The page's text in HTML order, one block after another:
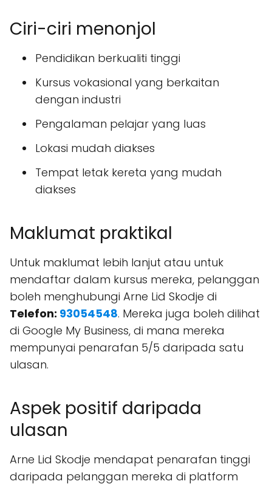
Ciri-ciri menonjol
Pendidikan berkualiti tinggi
Kursus vokasional yang berkaitan
dengan industri
Pengalaman pelajar yang luas
Lokasi mudah diakses
Tempat letak kereta yang mudah
diakses
Maklumat praktikal
Untuk maklumat lebih lanjut atau untuk
mendaftar dalam kursus mereka, pelanggan
boleh menghubungi Arne Lid Skodje di
Telefon: 93054548. Mereka juga boleh dilihat
di Google My Business, di mana mereka
mempunyai penarafan 5/5 daripada satu
ulasan.
Aspek positif daripada
ulasan
Arne Lid Skodje mendapat penarafan tinggi
daripada pelanggan mereka di platform